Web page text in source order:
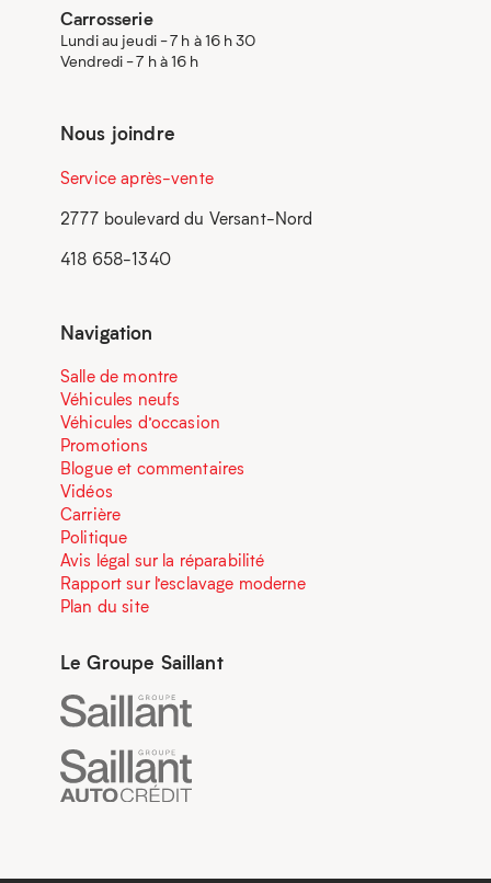
Carrosserie
Lundi au jeudi - 7 h à 16 h 30
Vendredi - 7 h à 16 h
Nous joindre
Service après-vente
2777 boulevard du Versant-Nord
418 658-1340
Navigation
Salle de montre
Véhicules neufs
Véhicules d’occasion
Promotions
Blogue et commentaires
Vidéos
Carrière
Politique
Avis légal sur la réparabilité
Rapport sur l’esclavage moderne
Plan du site
Le Groupe Saillant